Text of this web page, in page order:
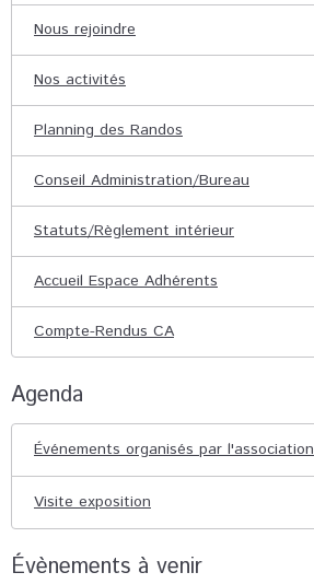
Nous rejoindre
Nos activités
Planning des Randos
Conseil Administration/Bureau
Statuts/Règlement intérieur
Accueil Espace Adhérents
Compte-Rendus CA
Agenda
Événements organisés par l'association
Visite exposition
Évènements à venir